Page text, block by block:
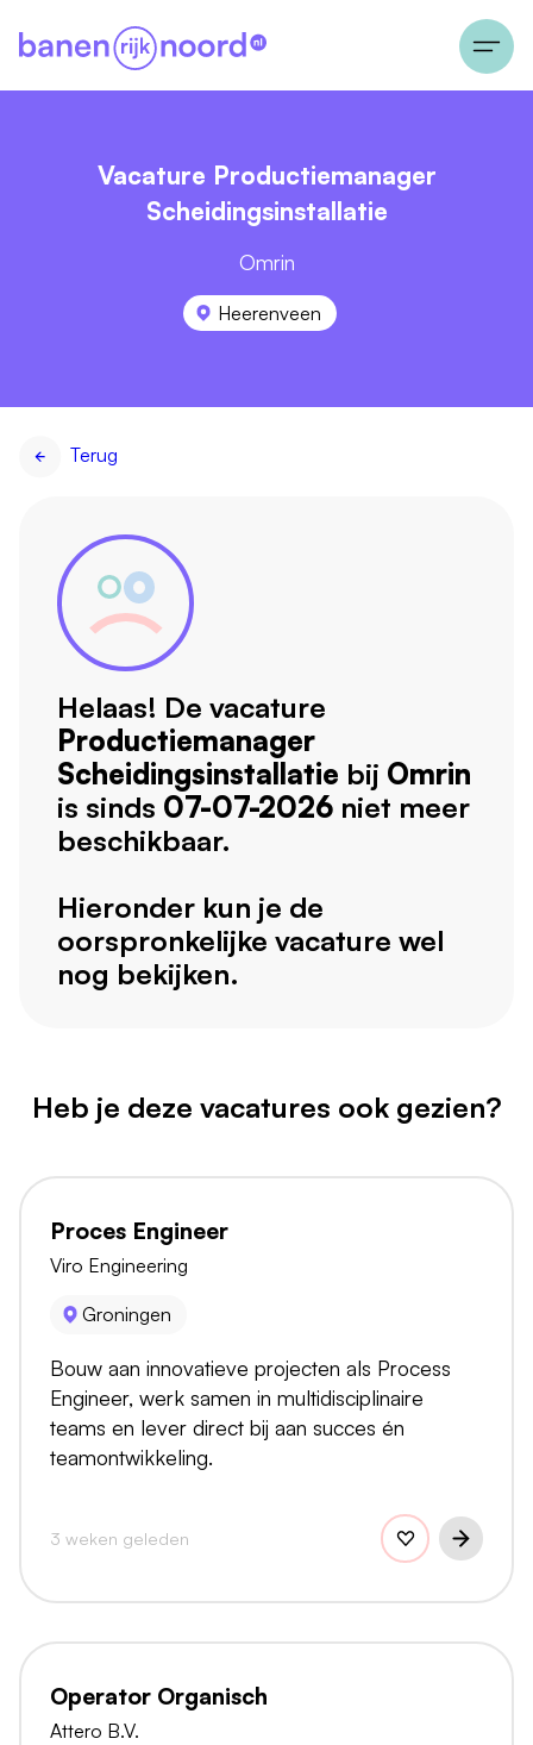
Vacature Productiemanager
Scheidingsinstallatie
Omrin
Heerenveen
Terug
Helaas! De vacature
Productiemanager
Scheidingsinstallatie bij Omrin
is sinds 07-07-2026 niet meer
beschikbaar.
Hieronder kun je de
oorspronkelijke vacature wel
nog bekijken.
Heb je deze vacatures ook gezien?
Proces Engineer
Viro Engineering
Groningen
Bouw aan innovatieve projecten als Process
Engineer, werk samen in multidisciplinaire
teams en lever direct bij aan succes én
teamontwikkeling.
3 weken geleden
Operator Organisch
Attero B.V.